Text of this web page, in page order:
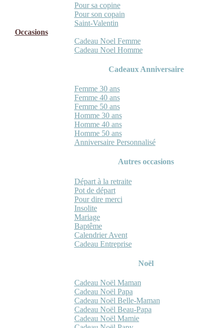
Pour sa copine
Pour son copain
Saint-Valentin
Occasions
Cadeau Noel Femme
Cadeau Noel Homme
Cadeaux Anniversaire
Femme 30 ans
Femme 40 ans
Femme 50 ans
Homme 30 ans
Homme 40 ans
Homme 50 ans
Anniversaire Personnalisé
Autres occasions
Départ à la retraite
Pot de départ
Pour dire merci
Insolite
Mariage
Baptême
Calendrier Avent
Cadeau Entreprise
Noël
Cadeau Noël Maman
Cadeau Noël Papa
Cadeau Noël Belle-Maman
Cadeau Noël Beau-Papa
Cadeau Noël Mamie